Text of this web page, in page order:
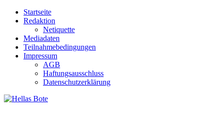
Zum
Inhalt
Startseite
Redaktion
Netiquette
Mediadaten
Teilnahmebedingungen
Impressum
AGB
Haftungsausschluss
Datenschutzerklärung